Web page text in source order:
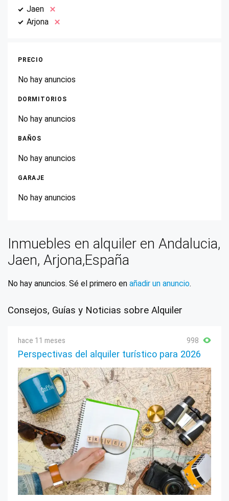
Jaen
Arjona
PRECIO
No hay anuncios
DORMITORIOS
No hay anuncios
BAÑOS
No hay anuncios
GARAJE
No hay anuncios
Inmuebles en alquiler en Andalucia,
Jaen, Arjona,España
No hay anuncios. Sé el primero en añadir un anuncio.
Consejos, Guías y Noticias sobre Alquiler
hace 11 meses 998
Perspectivas del alquiler turístico para 2026